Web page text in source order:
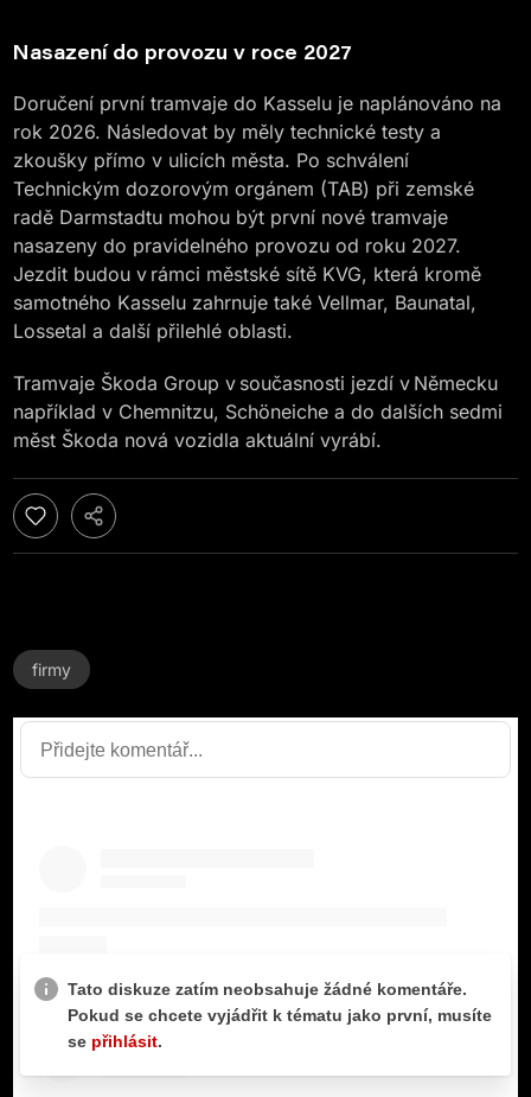
Nasazení do provozu v roce 2027
Doručení první tramvaje do Kasselu je naplánováno na
rok 2026. Následovat by měly technické testy a
zkoušky přímo v ulicích města. Po schválení
Technickým dozorovým orgánem (TAB) při zemské
radě Darmstadtu mohou být první nové tramvaje
nasazeny do pravidelného provozu od roku 2027.
Jezdit budou v rámci městské sítě KVG, která kromě
samotného Kasselu zahrnuje také Vellmar, Baunatal,
Lossetal a další přilehlé oblasti.
Tramvaje Škoda Group v současnosti jezdí v Německu
například v Chemnitzu, Schöneiche a do dalších sedmi
měst Škoda nová vozidla aktuální vyrábí.
firmy